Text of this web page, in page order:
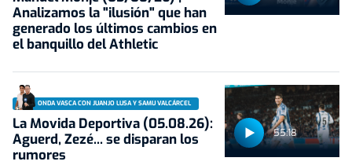
Analizamos la "ilusión" que han
generado los últimos cambios en
el banquillo del Athletic
55:18
ONDA VASCA CON JUANJO LUSA Y SAMU VALCÁRCEL
La Movida Deportiva (05.08.26):
Aguerd, Zezé... se disparan los
rumores